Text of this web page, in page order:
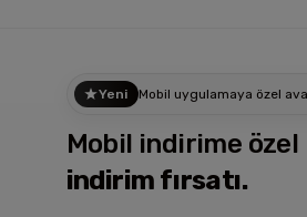
Yeni Mobil uygulamaya özel
Mobil indirime özel
indirim fırsatı.